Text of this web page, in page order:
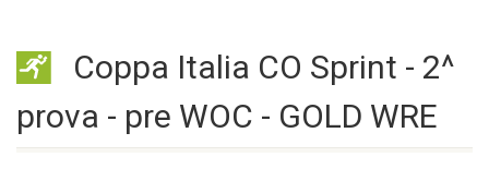
Coppa Italia CO Sprint - 2^
prova - pre WOC - GOLD WRE